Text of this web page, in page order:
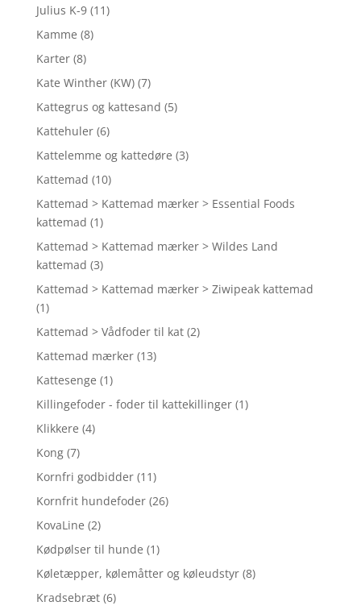
Julius K-9 (11)
Kamme (8)
Karter (8)
Kate Winther (KW) (7)
Kattegrus og kattesand (5)
Kattehuler (6)
Kattelemme og kattedøre (3)
Kattemad (10)
Kattemad > Kattemad mærker > Essential Foods
kattemad (1)
Kattemad > Kattemad mærker > Wildes Land
kattemad (3)
Kattemad > Kattemad mærker > Ziwipeak kattemad
(1)
Kattemad > Vådfoder til kat (2)
Kattemad mærker (13)
Kattesenge (1)
Killingefoder - foder til kattekillinger (1)
Klikkere (4)
Kong (7)
Kornfri godbidder (11)
Kornfrit hundefoder (26)
KovaLine (2)
Kødpølser til hunde (1)
Køletæpper, kølemåtter og køleudstyr (8)
Kradsebræt (6)